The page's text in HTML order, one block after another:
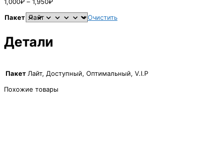
1,000₽
–
Пакет Очистить
Детали
Пакет Лайт, Доступный, Оптимальный, V.I.P
Похожие товары